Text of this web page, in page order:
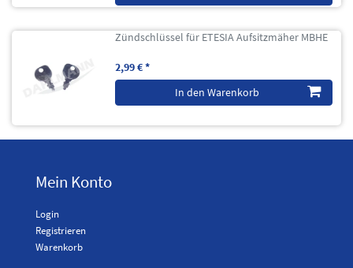
Zündschlüssel für ETESIA Aufsitzmäher MBHE
2,99 € *
In den Warenkorb
Mein Konto
Login
Registrieren
Warenkorb